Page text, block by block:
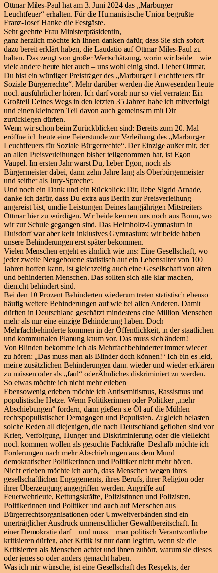
Ottmar Miles-Paul hat am 3. Juni 2024 das „Marburger
Leuchtfeuer“ erhalten. Für die Humanistische Union begrüßte
Franz-Josef Hanke die Festgäste.
Sehr geehrte Frau Ministerpräsidentin,
ganz herzlich möchte ich Ihnen danken dafür, dass Sie sich sofort
dazu bereit erklärt haben, die Laudatio auf Ottmar Miles-Paul zu
halten. Das zeugt von großer Wertschätzung, worin wir beide – wie
viele andere heute hier auch – uns wohl einig sind. Lieber Ottmar,
Du bist ein würdiger Preisträger des „Marburger Leuchtfeuers für
Soziale Bürgerrechte“. Mehr darüber werden die Anwesenden heute
noch ausführlicher hören. Ich darf vorab nur so viel verraten: Ein
Großteil Deines Wegs in den letzten 35 Jahren habe ich mitverfolgt
und einen kleineren Teil davon auch gemeinsam mit Dir
zurücklegen dürfen.
Wenn wir schon beim Zurückblicken sind: Bereits zum 20. Mal
eröffne ich heute eine Feierstunde zur Verleihung des „Marburger
Leuchtfeuers für Soziale Bürgerrechte“. Der Einzige außer mir, der
an allen Preisverleihungen bisher teilgenommen hat, ist Egon
Vaupel. Im ersten Jahr warst Du, lieber Egon, noch als
Bürgermeister dabei, dann zehn Jahre lang als Oberbürgermeister
und seither als Jury-Sprecher.
Und noch ein Dank und ein Rückblick: Dir, liebe Sigrid Arnade,
danke ich dafür, dass Du extra aus Berlin zur Preisverleihung
angereist bist, umdie Leistungen Deines langjährigen Mitstreiters
Ottmar hier zu würdigen. Wir beide kennen uns noch aus Bonn, wo
wir zur Schule gegangen sind. Das Helmholtz-Gymnasium in
Duisdorf war aber kein inklusives Gymnasium; wir beide haben
unsere Behinderungen erst später bekommen.
Vielen Menschen ergeht es ähnlich wie uns: Eine Gesellschaft, wo
jeder zweite Neugeborene statistisch auf ein Lebensalter von 100
Jahren hoffen kann, ist gleichzeitig auch eine Gesellschaft von alten
und behinderten Menschen. Das sollten sich alle klar machen,
dienicht behindert sind.
Bei den 10 Prozent Behinderten wiederum treten statistisch ebenso
häufig weitere Behinderungen auf wie bei allen Anderen. Damit
dürften in Deutschland geschätzt mindestens eine Million Menschen
mehr als nur eine einzige Behinderung haben. Doch
Mehrfachbehinderte kommen in der Öffentlichkeit, in der staatlichen
und kommunalen Planung kaum vor. Das muss sich ändern!
Von Blinden bekomme ich als Mehrfachbehinderter immer wieder
zu hören: „Das muss man als Blinder doch können!“ Ich bin es leid,
meine zusätzlichen Behinderungen dann wieder und wieder erklären
zu müssen oder als „faul“ oderÄhnliches diskriminiert zu werden.
So etwas möchte ich nicht mehr erleben.
Ebensowenig erleben möchte ich Antisemitismus, Rassismus und
populistische Hetze. Wenn Politikerinnen oder Politiker „mehr
Abschiebungen“ fordern, dann gießen sie Öl auf die Mühlen
rechtspopulistischer Demagogen und Populisten. Zugleich belasten
solche Reden all diejenigen, die nach Deutschland geflohen sind vor
Krieg, Verfolgung, Hunger und Diskriminierung oder die vielleicht
noch kommen wollen als gesuchte Fachkräfte. Deshalb möchte ich
Forderungen nach mehr Abschiebungen aus dem Mund
demokratischer Politikerinnen und Politiker nicht mehr hören.
Nicht erleben möchte ich auch, dass Menschen wegen ihres
gesellschaftlichen Engagements, ihres Berufs, ihrer Religion oder
ihrer Überzeugung angegriffen werden. Angriffe auf
Feuerwehrleute, Rettungskräfte, Polizistinnen und Polizisten,
Politikerinnen und Politiker und auch auf Menschen aus
Bürgerrechtsorganisationen oder Umweltverbänden sind ein
unerträglicher Ausdruck unmenschlicher Gewaltbereitschaft. In
einer Demokratie darf – und muss – man politisch Verantwortliche
kritisieren dürfen, aber Kritik ist nur dann legitim, wenn sie die
Kritisierten als Menschen achtet und ihnen zuhört, warum sie dieses
oder jenes so oder anders gemacht haben.
Was ich mir wünsche, ist eine Gesellschaft des Respekts, der